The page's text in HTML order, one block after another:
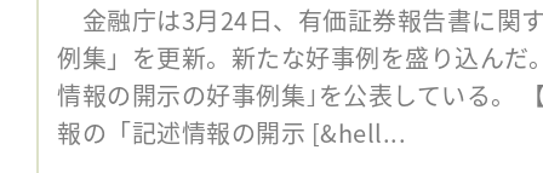
金融庁は3月24日、有価証券報告書に関
例集」を更新。新たな好事例を盛り込んだ
情報の開示の好事例集｣を公表している。
報の「記述情報の開示 [&hell...